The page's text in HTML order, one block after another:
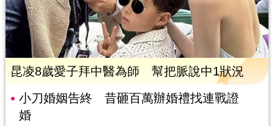
昆凌8歲愛子拜中醫為師 幫把脈說中1狀況
小刀婚姻告終 昔砸百萬辦婚禮找連戰證
婚